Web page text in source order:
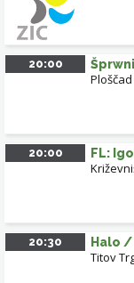
20:00
20:00 FL:
20:30 Halo
Titov